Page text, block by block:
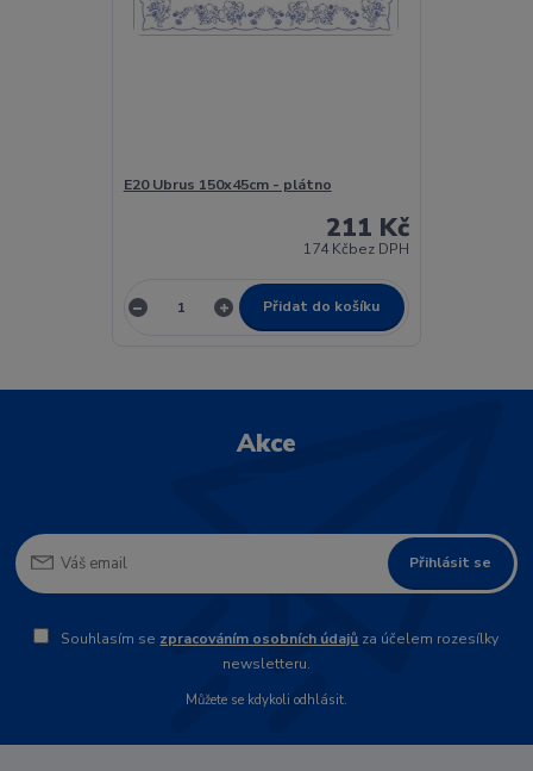
E20 Ubrus 150x45cm - plátno
211 Kč
174 Kčbez DPH
Přidat do košíku
Akce
Přihlásit se
Souhlasím se zpracováním osobních údajů za účelem rozesílky
newsletteru.
Můžete se kdykoli odhlásit.